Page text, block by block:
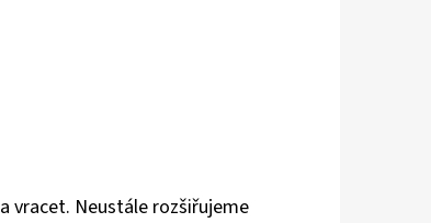
vracet. Neustále rozšiřujeme